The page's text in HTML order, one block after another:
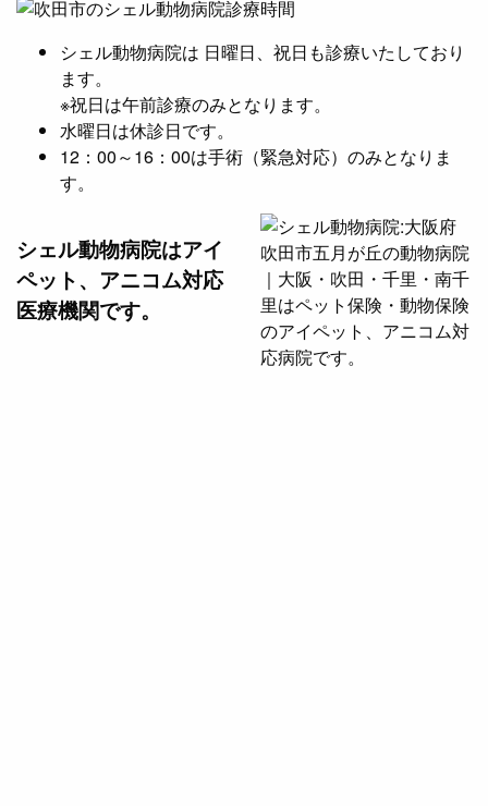
シェル動物病院は 日曜日、祝日も診療いたしており
ます。
※祝日は午前診療のみとなります。
水曜日は休診日です。
12：00～16：00は手術（緊急対応）のみとなりま
す。
シェル動物病院はアイ
ペット、アニコム対応
医療機関です。